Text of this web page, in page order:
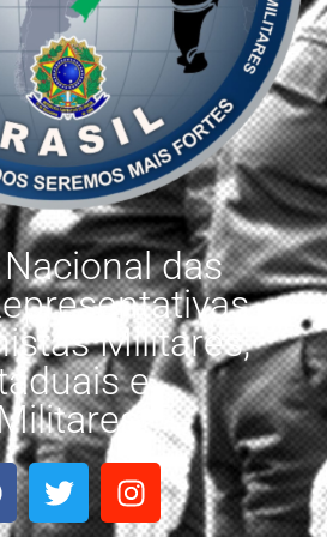
das
Militares,
e